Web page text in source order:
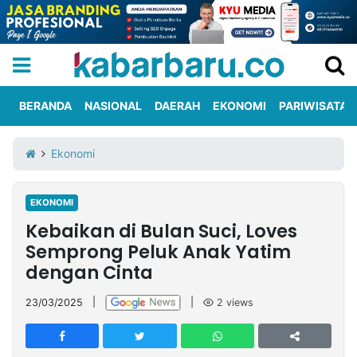
Iklan
Berita
Kami
Nasional
International
Olahraga
Entertainment
Daerah
Pariwisata
Kuliner
Kolom
Network
PT
TREETAN
BERANDA NASIONAL DAERAH EKONOMI PARIWISATA
Ekonomi
EKONOMI
Kebaikan di Bulan Suci, Loves
Semprong Peluk Anak Yatim
dengan Cinta
23/03/2025 2 views